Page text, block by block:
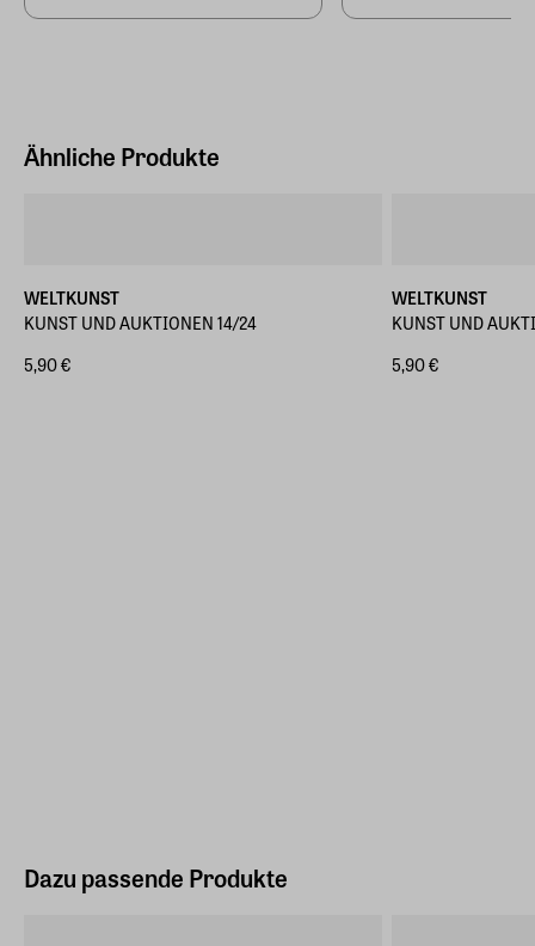
Ähnliche Produkte
WELTKUNST
KUNST UND AUKTIONEN 14/24
5,90 €
WELTKUNST
KUNST UND
5,90 €
Dazu passende Produkte